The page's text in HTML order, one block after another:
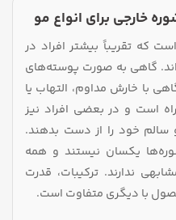
خارجی برای انواع مو
که تقریباً بیشتر افراد در
گاهی به صورت پوسته‌های
با خارش مداوم، التهاب یا
است و در بعضی افراد نیز
خود را از دست بدهند.
یکسان نیستند و همه
ندارند. ترکیبات، قدرت
با دیگری متفاوت است.